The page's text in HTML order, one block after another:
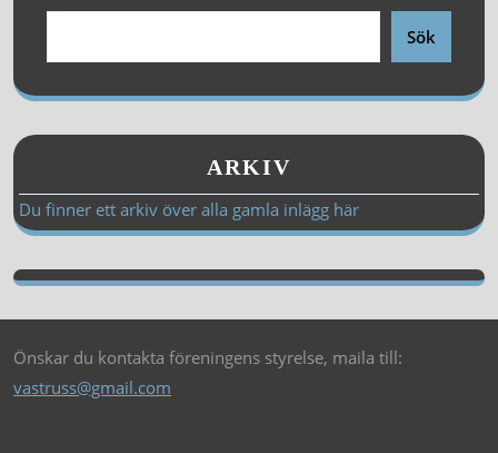
Sök
ARKIV
Du finner ett arkiv över alla gamla inlägg här
Önskar du kontakta föreningens styrelse, maila till:
vastruss@gmail.com